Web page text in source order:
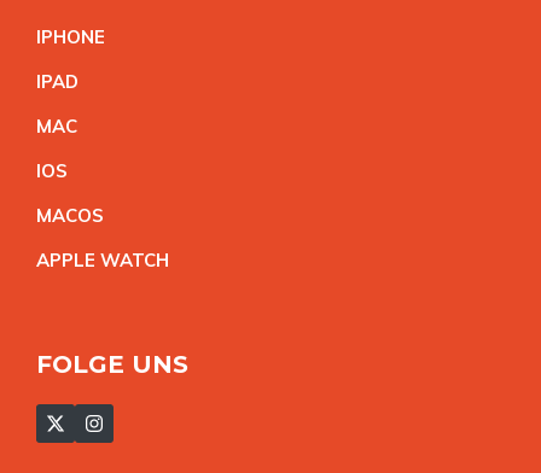
IPHONE
IPAD
MAC
IOS
MACOS
APPLE WATCH
FOLGE UNS